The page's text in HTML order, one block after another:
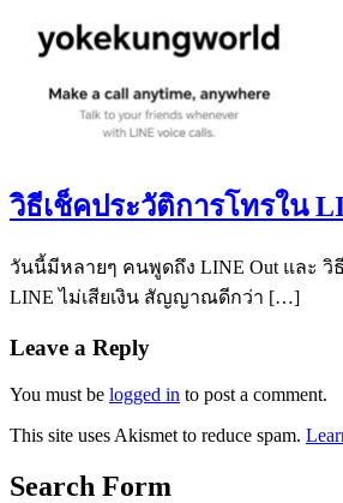
วิธีเช็คประวัติการโทรใน
วันนี้มีหลายๆ คนพูดถึง LINE Out และ วิ
LINE ไม่เสียเงิน สัญญาณดีกว่า […]
Leave a Reply
You must be logged in to post a comment.
This site uses Akismet to reduce spam.
Search Form